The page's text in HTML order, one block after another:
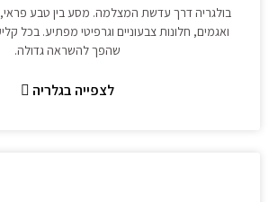
בולגריה דרך עדשת המצלמה. מסע בין טבע פראי,
ואגמים, חלונות צבעוניים וגרפיטי מפתיע. בכל
שהפך להשראה גדולה.
לצפייה בגלריה